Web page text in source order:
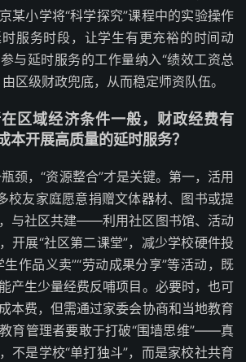
某小学将“科学探究”课程中的实验操作
服务时段，让学生有更充裕的时间动
与延时服务的工作量纳入“绩效工资总
区级财政兜底，从而稳定师资队伍。
区域经济条件一般，财政经费有
本开展高质量的延时服务？
颈，“资源整合”才是关键。第一，活用
友家庭愿意捐赠文体器材、图书或提
与社区共建——利用社区图书馆、活动
开展“社区第二课堂”，减少学校硬件投
作品义卖”“劳动成果分享”等活动，既
产生少量经费反哺项目。必要时，也可
本费，但需通过家委会协商和当地教育
育管理者要敢于打破“围墙思维”——真
不是学校“单打独斗”，而是家校社共育